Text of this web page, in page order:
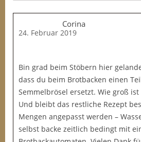
Corina
24. Februar 2019
Bin grad beim Stöbern hier
dass du beim Brotbacken einen
Semmelbrösel ersetzt. Wie groß
Und bleibt das restliche Rezept
Mengen angepasst werden –
selbst backe zeitlich bedingt mit